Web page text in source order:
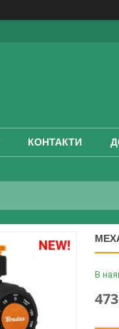
КОНТАКТИ
В